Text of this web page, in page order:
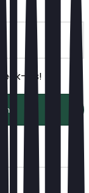
ins!